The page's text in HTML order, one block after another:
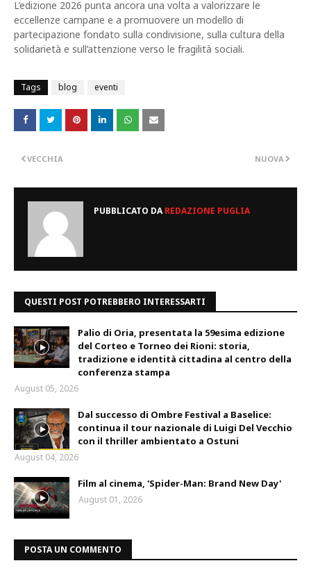
L’edizione 2026 punta ancora una volta a valorizzare le
eccellenze campane e a promuovere un modello di
partecipazione fondato sulla condivisione, sulla cultura della
solidarietà e sull’attenzione verso le fragilità sociali.
Tags blog eventi
NUOVA
VECCHIA
PUBBLICATO DAREDAZIONE PUGLIA
QUESTI POST POTREBBERO INTERESSARTI
Palio di Oria, presentata la 59esima edizione
del Corteo e Torneo dei Rioni: storia,
tradizione e identità cittadina al centro della
conferenza stampa
August 05, 2026
Dal successo di Ombre Festival a Baselice:
continua il tour nazionale di Luigi Del Vecchio
con il thriller ambientato a Ostuni
August 04, 2026
Film al cinema, 'Spider-Man: Brand New Day'
August 01, 2026
POSTA UN COMMENTO